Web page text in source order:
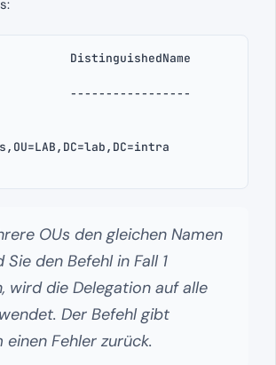
DistinguishedName
-----------------
OUs den gleichen Namen
Sie den Befehl in Fall 1
wird die Delegation auf alle
Der Befehl gibt
Fehler zurück.